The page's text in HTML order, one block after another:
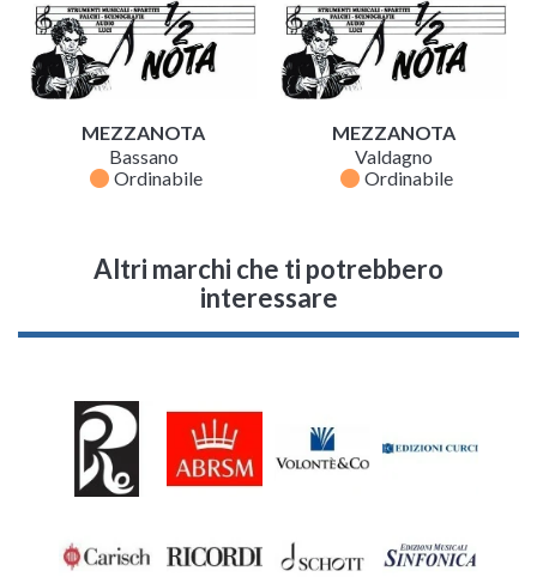
MEZZANOTA
Bassano
fiber_manual_record Ordinabile
MEZZANOTA
Valdagno
fiber_manual_record Ordinabile
Altri marchi che ti potrebbero
interessare